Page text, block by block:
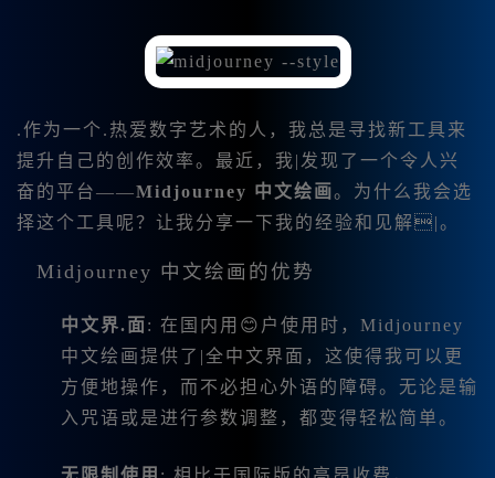
.作为一个.热爱数字艺术的人，我总是寻找新工具来
提升自己的创作效率。最近，我|发现了一个令人兴
奋的平台——Midjourney 中文绘画。为什么我会选
择这个工具呢？让我分享一下我的经验和见解|。
Midjourney 中文绘画的优势
中文界.面 : 在国内用😊户使用时， Midjourney
中文绘画提供了|全中文界面，这使得我可以更
方便地操作，而不必担心外语的障碍。无论是输
入咒语或是进行参数调整，都变得轻松简单。